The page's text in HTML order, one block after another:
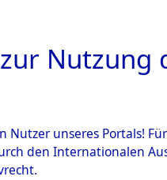
HOME
Nutzung
Nutzer unseres Portals!
den Internationalen